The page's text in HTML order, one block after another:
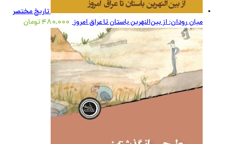
تاریخ مختصر
میان رودان: از بین‌النهرین باستان تا عراق امروز 480,000تومان